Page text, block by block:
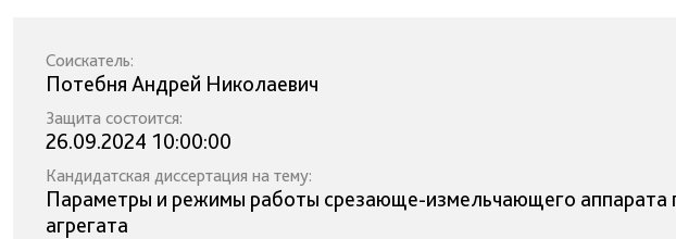
Соискатель:
Потебня Андрей Николаевич
Защита состоится:
26.09.2024 10:00:00
Кандидатская диссертация на тему:
Параметры и режимы работы срезающе-измельчающего аппарата
агрегата